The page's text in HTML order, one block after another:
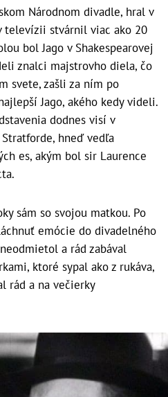
Národnom divadle, hral v
stvárnil viac ako 20
bol Jago v Shakespearovej
znalci majstrovho diela, čo
svete, zašli za ním po
Jago, akého kedy videli.
dodnes visí v
hneď vedľa
es, akým bol sir Laurence
sám so svojou matkou. Po
emócie do divadelného
a rád zabával
ktoré sypal ako z rukáva,
rád a na večierky